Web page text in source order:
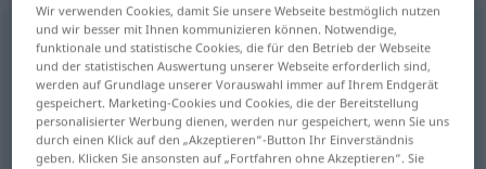
aufgliedernv/t
Übersicht aller Übersetzungen
(Für mehr Details die Übersetzung anklicken/antippen)
diviser, décomposer, classer, classifier
Wir verwenden Cookies, damit Sie unsere Webseite bestmöglich nutzen
und wir besser mit Ihnen kommunizieren können. Notwendige,
funktionale und statistische Cookies, die für den Betrieb der Webseite
und der statistischen Auswertung unserer Webseite erforderlich sind,
werden auf Grundlage unserer Vorauswahl immer auf Ihrem Endgerät
gespeichert. Marketing-Cookies und Cookies, die der Bereitstellung
personalisierter Werbung dienen, werden nur gespeichert, wenn Sie uns
durch einen Klick auf den „Akzeptieren“-Button Ihr Einverständnis
geben. Klicken Sie ansonsten auf „Fortfahren ohne Akzeptieren“. Sie